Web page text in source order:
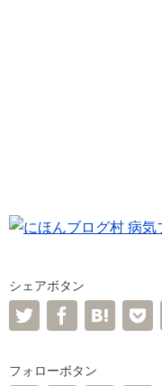
シェアボタン
フォローボタン